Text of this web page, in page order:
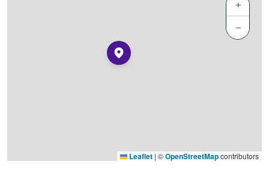
+
−
Leaflet | ©OpenStreetMapcontributors